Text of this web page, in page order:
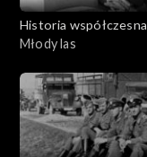
Historia współczesna
Młody las